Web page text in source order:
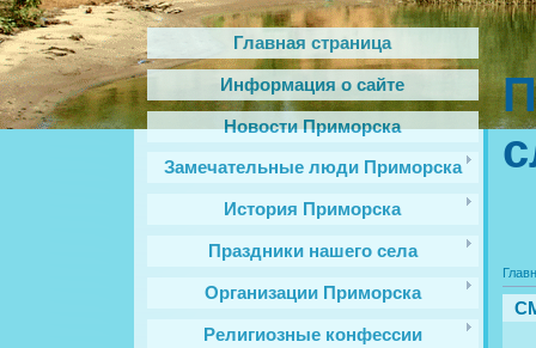
Главная страница
Информация о сайте
Новости Приморска
Замечательные люди Приморска
История Приморска
Праздники нашего села
Организации Приморска
Религиозные конфессии